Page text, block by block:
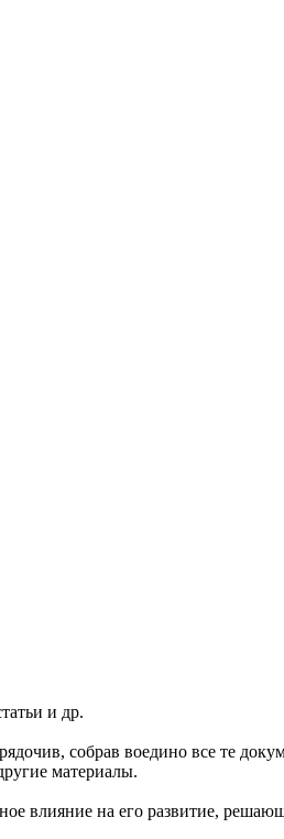
и др.
собрав воедино все те
материалы.
влияние на его развитие,